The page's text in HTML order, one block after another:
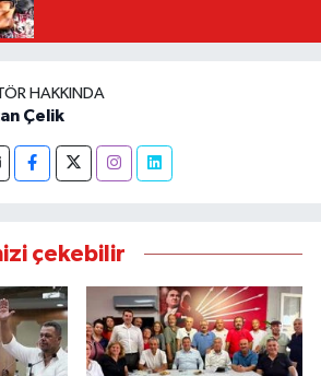
HAKKINDA
Çelik
çekebilir